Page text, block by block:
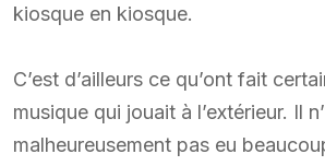
kiosque en kiosque.
C’est d’ailleurs ce qu’ont fait
musique qui jouait à l’extérieur. Il
malheureusement pas eu